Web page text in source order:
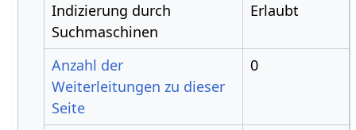
Indizierung durch
Suchmaschinen
Erlaubt
Anzahl der
Weiterleitungen zu dieser
Seite
0